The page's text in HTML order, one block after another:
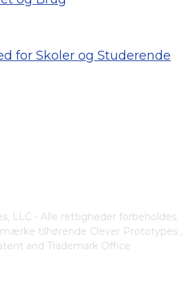
for Skoler og Studerende
LLC - Alle rettigheder forbeholdes.
tilhørende Clever Prototypes ,
and Trademark Office